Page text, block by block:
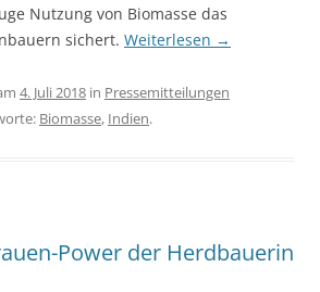
Nutzung von Bio­masse das
sichert. Weiterlesen →
4. Juli 2018 in Pressemitteilungen
Biomasse, Indien.
Power der Herdbauerin